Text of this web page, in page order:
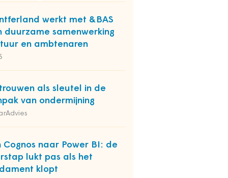
werkt met &BAS
duurzame samenwerking
en ambtenaren
als sleutel in de
van ondermijning
Cognos naar Power BI: de
lukt pas als het
klopt